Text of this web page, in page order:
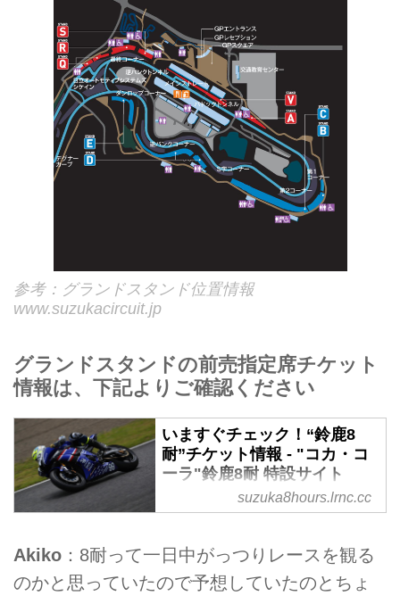
参考：グランドスタンド位置情報
www.suzukacircuit.jp
グランドスタンドの前売指定席チケット
情報は、下記よりご確認ください
いますぐチェック！“鈴鹿8
耐”チケット情報 - "コカ・コ
ーラ"鈴鹿8耐 特設サイト
2018年7月26日(木)～29日(日)の
世界耐久選手権最終戦”コカ・コ
ーラ” 鈴鹿8時間耐久ロードレース
第41回大会」の各種チケット情報
suzuka8hours.lrnc.cc
Akiko ：8耐って一日中がっつりレースを観る
のかと思っていたので予想していたのとちょ